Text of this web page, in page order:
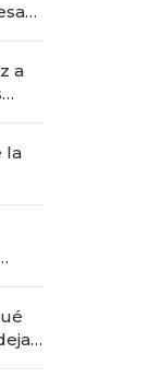
a
la